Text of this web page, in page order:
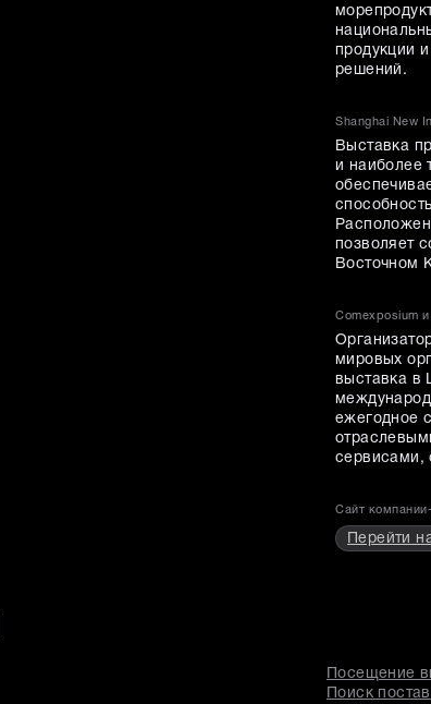
продукции
решений.
Shanghai New
Выставка
и наиболее
позволяет
Восточном
Comexposium
мировых
выставка в
ежегодное
сервисами,
Сайт
Перейти
Посещение
Поиск